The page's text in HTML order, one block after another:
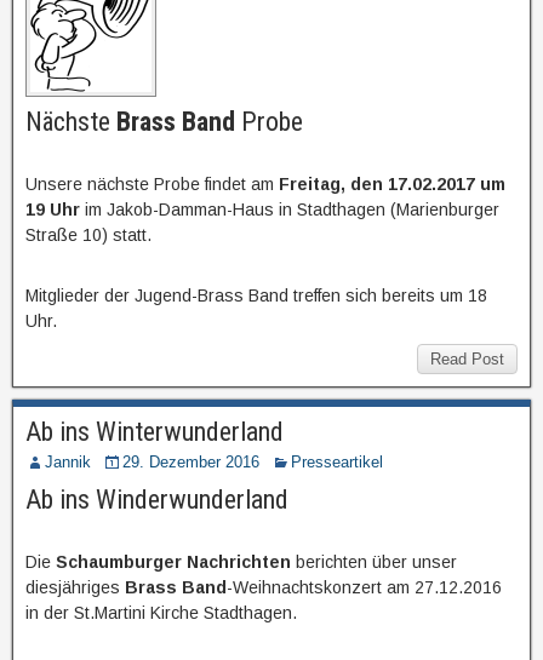
Nächste Brass Band Probe
Unsere nächste Probe findet am Freitag, den 17.02.2017 um
19 Uhr im Jakob-Damman-Haus in Stadthagen (Marienburger
Straße 10) statt.
Mitglieder der Jugend-Brass Band treffen sich bereits um 18
Uhr.
Read Post
Ab ins Winterwunderland
Jannik 29. Dezember 2016 Presseartikel
Ab ins Winderwunderland
Die Schaumburger Nachrichten berichten über unser
diesjähriges Brass Band -Weihnachtskonzert am 27.12.2016
in der St.Martini Kirche Stadthagen.